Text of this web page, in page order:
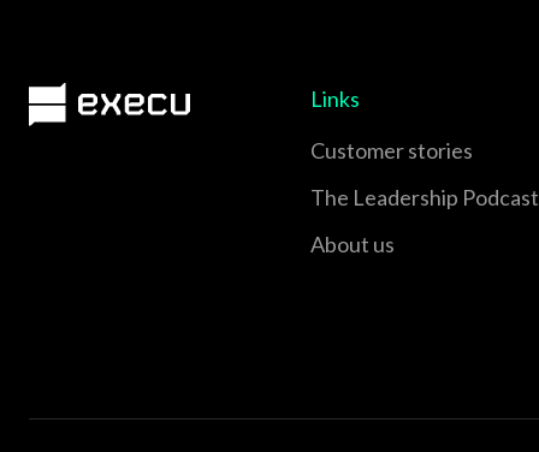
Links
Customer stories
The Leadership Podcast
About us